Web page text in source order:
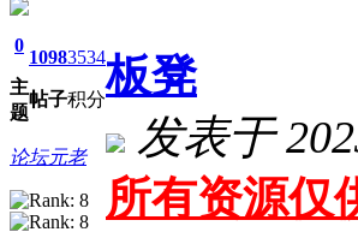
0
主
题
1098
帖子
3534
积分
论坛元老
板凳
发表于
所有资源仅